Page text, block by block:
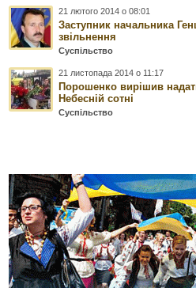
21 лютого 2014 о 08:01
Заступник начальника
звільнення
Суспільство
21 листопада 2014 о 11:17
Порошенко вирішив
Небесній сотні
Суспільство